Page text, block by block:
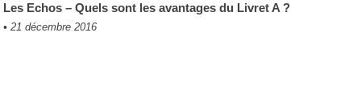
Les Echos – Quels sont les avantages du Livret A ?
• 21 décembre 2016